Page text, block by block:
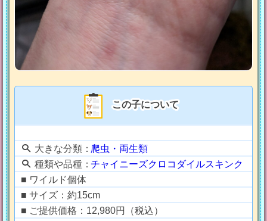
この子について
大きな分類：爬虫・両生類
種類や品種：チャイニーズクロコダイルスキンク
■ ワイルド個体
■ サイズ：約15cm
■ ご提供価格：12,980円（税込）